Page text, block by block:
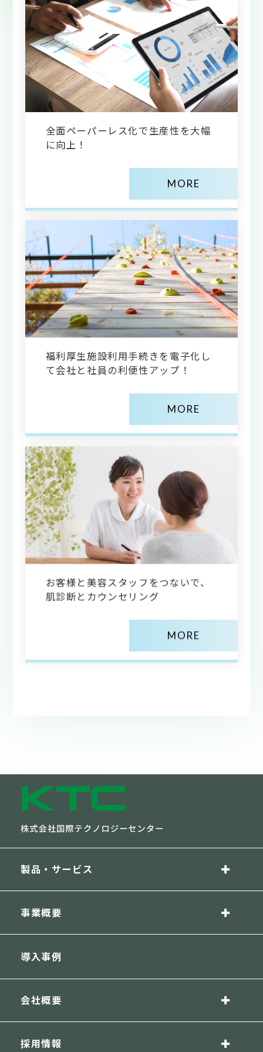
全面ペーパーレス化で生産性を大幅
に向上！
MORE
福利厚生施設利用手続きを電子化し
て会社と社員の利便性アップ！
MORE
お客様と美容スタッフをつないで、
肌診断とカウンセリング
MORE
製品・サービス
事業概要
導入事例
会社概要
採用情報